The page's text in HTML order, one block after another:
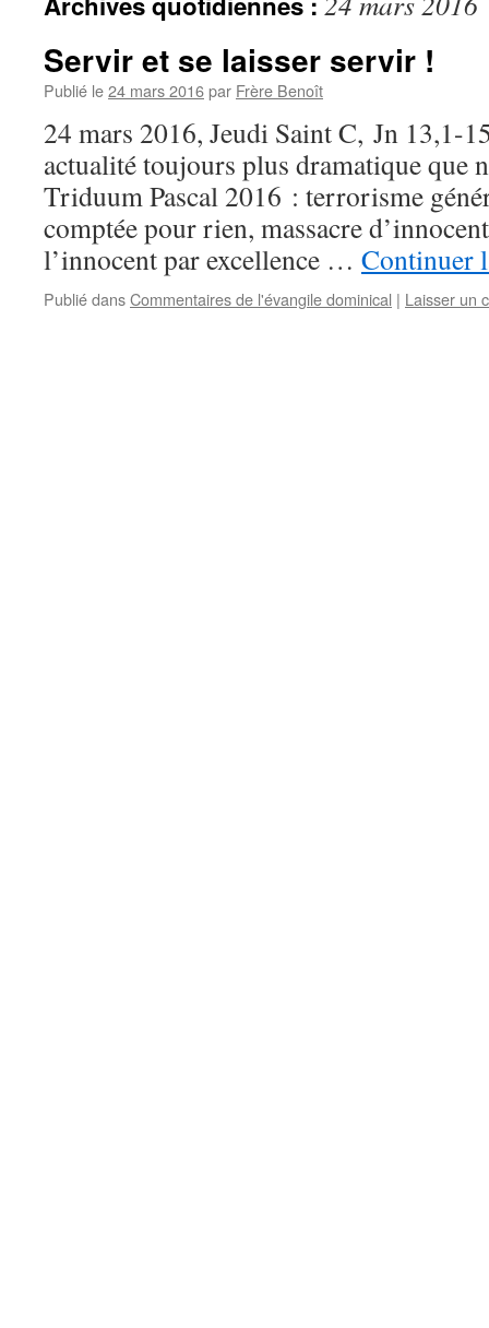
Servir et se laisser servir !
Publié le24 mars 2016par Frère Benoît
24 mars 2016, Jeudi Saint C, Jn 13,1-
actualité toujours plus dramatique que
Triduum Pascal 2016 : terrorisme
comptée pour rien, massacre
l’innocent par excellence … Continuer
Publié dansCommentaires de l'évangile dominical | Laisser un